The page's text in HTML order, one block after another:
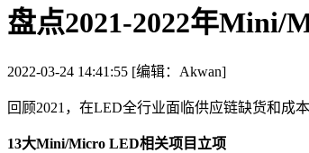
盘点2021-2022年Mini/
2022-03-24 14:41:55 [编辑：Akwan]
回顾2021，在LED全行业面临供应链缺货和成
13大Mini/Micro LED相关项目立项